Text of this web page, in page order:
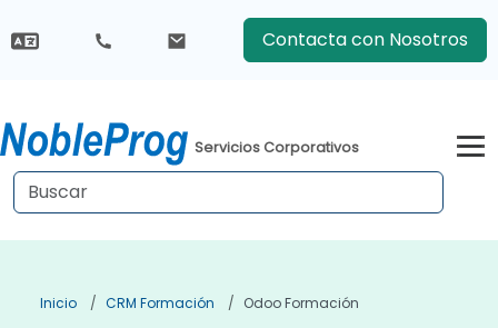
Contacta con Nosotros
Servicios Corporativos
Inicio CRM Formación Odoo Formación